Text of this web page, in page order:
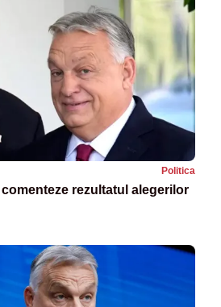
Politica
rezultatul alegerilor